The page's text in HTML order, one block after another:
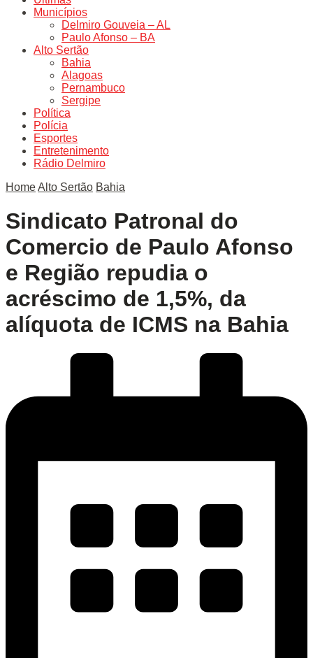
Municípios
Delmiro Gouveia – AL
Paulo Afonso – BA
Alto Sertão
Bahia
Alagoas
Pernambuco
Sergipe
Política
Polícia
Esportes
Entretenimento
Rádio Delmiro
HomeAlto Sertão Bahia
Sindicato Patronal do
Comercio de Paulo Afonso
e Região repudia o
acréscimo de 1,5%, da
alíquota de ICMS na Bahia